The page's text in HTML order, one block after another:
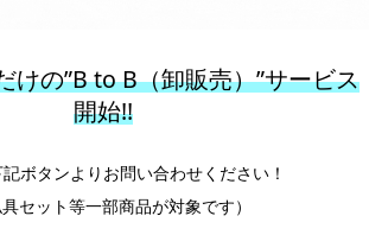
けの”B to B（卸販売）”サービス
開始!!
ボタンよりお問い合わせください！
具セット等一部商品が対象です）